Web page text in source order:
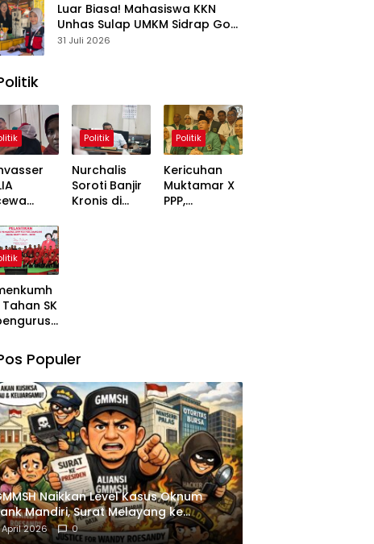
Luar Biasa! Mahasiswa KKN
Unhas Sulap UMKM Sidrap Go
Digital dalam Hitungan Hari
31 Juli 2026
Soal
Dinilai
Politik
Nurchalis
Soroti Banjir
Kronis di
Politik
Kericuhan
Muktamar X
PPP,
SK
Populer
Naikkan Level Kasus Oknum
Mandiri, Surat Melayang ke
2026 0